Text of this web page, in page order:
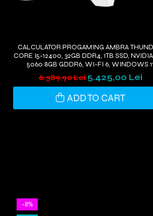
CALCULATOR PROGAMING AMBRA
CORE I5-12400, 32GB DDR4, 1TB SSD,
5060 8GB GDDR6, WI-FI 6, WINDOWS 11
6.389,90 Lei5.425,00 Lei
ADD TO CART
-8%